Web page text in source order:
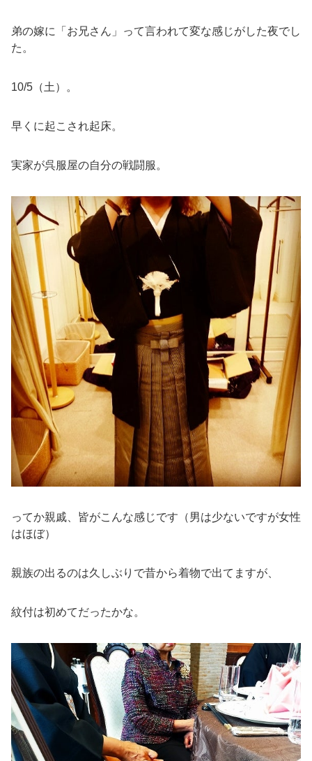
弟の嫁に「お兄さん」って言われて変な感じがした夜でし
た。
10/5（土）。
早くに起こされ起床。
実家が呉服屋の自分の戦闘服。
ってか親戚、皆がこんな感じです（男は少ないですが女性
はほぼ）
親族の出るのは久しぶりで昔から着物で出てますが、
紋付は初めてだったかな。